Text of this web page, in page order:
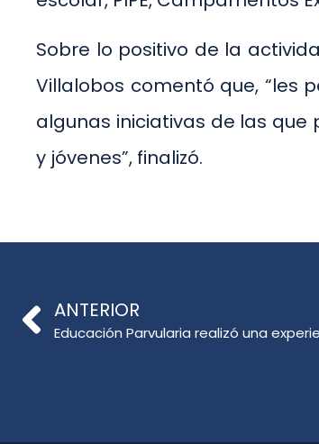
Sobre lo positivo de la
Villalobos comentó que, “les
algunas iniciativas de las
y jóvenes”, finalizó.
ANTERIOR
Educación Parvularia realizó una